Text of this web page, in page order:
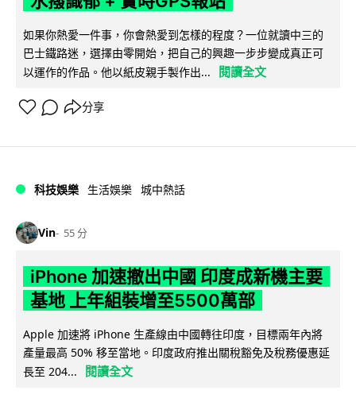
如果你熱愛一件事，你會熱愛到怎樣的程度？一位就讀中三的
巴士鐵路迷，選擇由零開始，把自己的興趣一步步變成真正可
以運作的作品。他以紙皮親手製作出...
閱讀全文
分享
科技娛樂 生活娛樂 城中熱話
Vin 55 分
iPhone 加速撤出中國 印度成新機主要
基地 上年組裝增至5500萬部
Apple 加速將 iPhone 生產線由中國轉往印度，目標兩年內將
產量最高 50% 移至當地。印度政府推出關稅豁免及稅務優惠延
長至 204...
閱讀全文